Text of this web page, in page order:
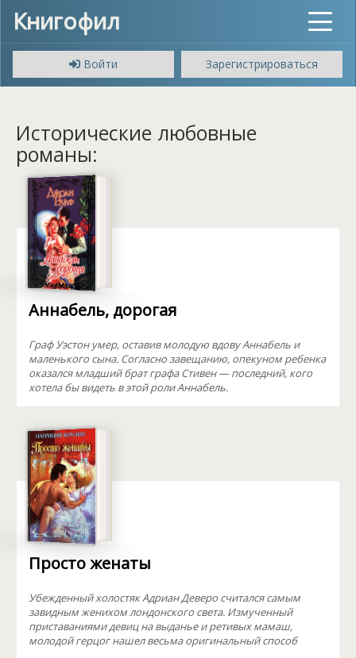
Книгофил
Toggle
Войти
Зарегистрироваться
Исторические любовные
романы:
Аннабель, дорогая
Граф Уэстон умер, оставив молодую вдову Аннабель и
маленького сына. Согласно завещанию, опекуном ребенка
оказался младший брат графа Стивен — последний, кого
хотела бы видеть в этой роли Аннабель.
Просто женаты
Убежденный холостяк Адриан Деверо считался самым
завидным женихом лондонского света. Измученный
приставаниями девиц на выданье и ретивых мамаш,
молодой герцог нашел весьма оригинальный способ